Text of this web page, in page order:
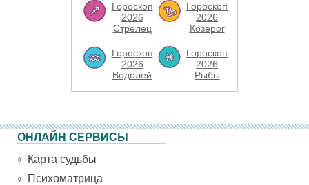
Гороскоп
2026
Стрелец
Гороскоп
2026
Козерог
Гороскоп
2026
Водолей
Гороскоп
2026
Рыбы
ОНЛАЙН СЕРВИСЫ
Карта судьбы
Психоматрица